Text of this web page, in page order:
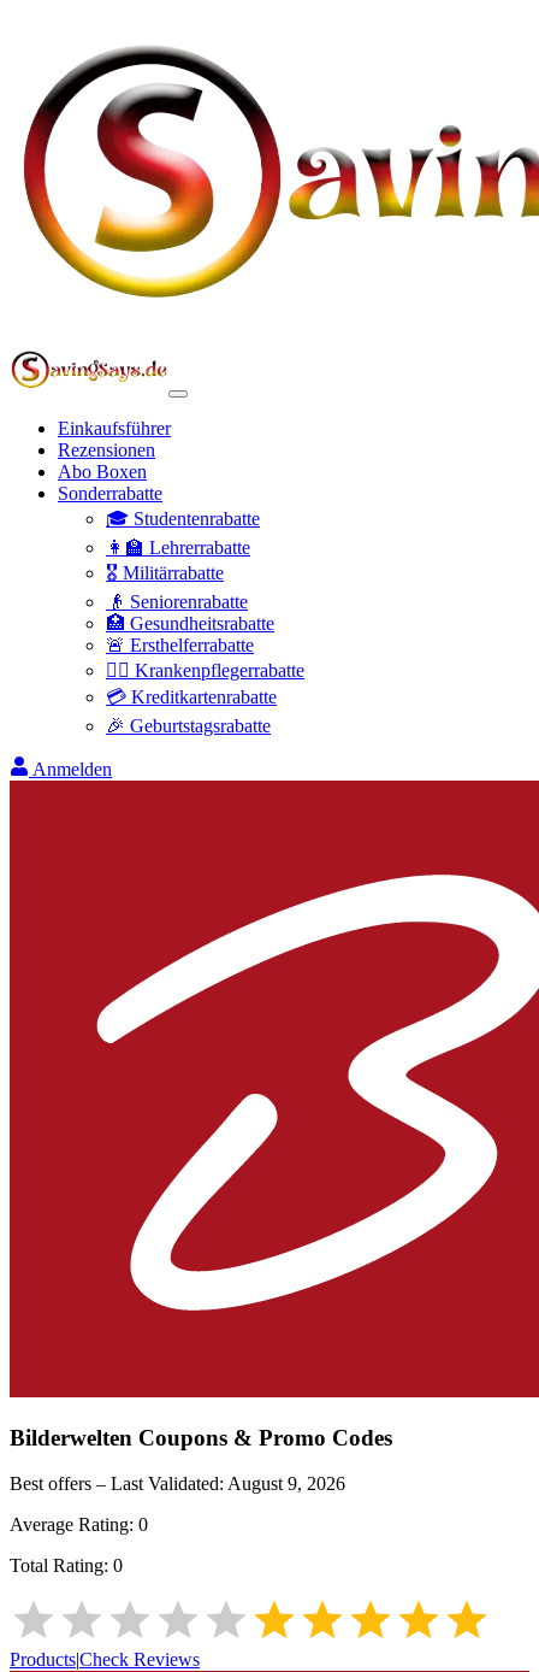
Einkaufsführer
Rezensionen
Abo Boxen
Sonderrabatte
🎓 Studentenrabatte
👩‍🏫 Lehrerrabatte
🎖️ Militärrabatte
👴 Seniorenrabatte
🏥 Gesundheitsrabatte
🚨 Ersthelferrabatte
👩‍⚕️ Krankenpflegerrabatte
💳 Kreditkartenrabatte
🎉 Geburtstagsrabatte
Anmelden
Bilderwelten Coupons & Promo Codes
Best offers – Last Validated: August 9, 2026
Average Rating: 0
Total Rating: 0
Products|Check Reviews